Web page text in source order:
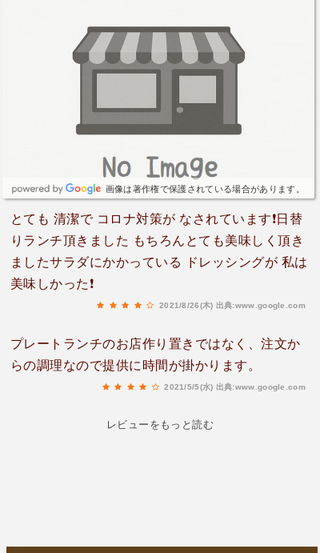
画像は著作権で保護されている場合があります。
とても 清潔で コロナ対策が なされています❗日替
りランチ頂きました もちろんとても美味しく頂き
ましたサラダにかかっている ドレッシングが 私は
美味しかった❗
2021/8/26(木) 出典:www.google.com
プレートランチのお店作り置きではなく、注文か
らの調理なので提供に時間が掛かります。
2021/5/5(水) 出典:www.google.com
レビューをもっと読む